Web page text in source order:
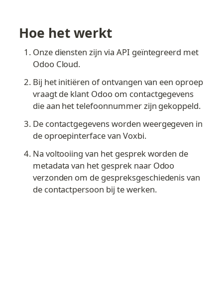
Hoe het werkt
Onze diensten zijn via API geïntegreerd met
Odoo Cloud.
Bij het initiëren of ontvangen van een oproep
vraagt de klant Odoo om contactgegevens
die aan het telefoonnummer zijn gekoppeld.
De contactgegevens worden weergegeven in
de oproepinterface van Voxbi.
Na voltooiing van het gesprek worden de
metadata van het gesprek naar Odoo
verzonden om de gespreksgeschiedenis van
de contactpersoon bij te werken.